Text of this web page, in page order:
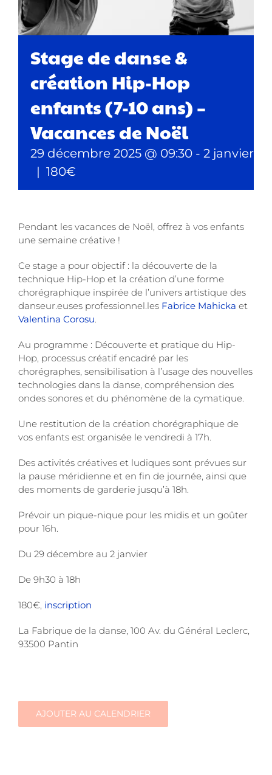
Stage de danse &
création Hip-Hop
enfants (7-10 ans) –
Vacances de Noël
29 décembre 2025 @ 09:30 - 2 janvier
| 180€
Pendant les vacances de Noël, offrez à vos enfants
une semaine créative !
Ce stage a pour objectif : la découverte de la
technique Hip-Hop et la création d’une forme
chorégraphique inspirée de l’univers artistique des
danseur.euses professionnel.les Fabrice Mahicka et
Valentina Corosu.
Au programme : Découverte et pratique du Hip-
Hop, processus créatif encadré par les
chorégraphes, sensibilisation à l’usage des nouvelles
technologies dans la danse, compréhension des
ondes sonores et du phénomène de la cymatique.
Une restitution de la création chorégraphique de
vos enfants est organisée le vendredi à 17h.
Des activités créatives et ludiques sont prévues sur
la pause méridienne et en fin de journée, ainsi que
des moments de garderie jusqu’à 18h.
Prévoir un pique-nique pour les midis et un goûter
pour 16h.
Du 29 décembre au 2 janvier
De 9h30 à 18h
180€, inscription
La Fabrique de la danse, 100 Av. du Général Leclerc,
93500 Pantin
AJOUTER AU CALENDRIER